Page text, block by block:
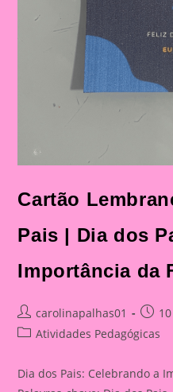
Cartão
Pais | Dia dos
Importância da
Post
author:
carolinapalhas01
Post
PostAtividades Pedagógicas
Dia dos Pais: Celebrando a